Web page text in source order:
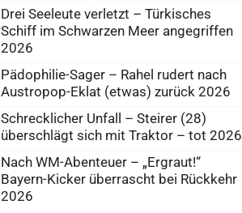
Drei Seeleute verletzt – Türkisches
Schiff im Schwarzen Meer angegriffen
2026
Pädophilie-Sager – Rahel rudert nach
Austropop-Eklat (etwas) zurück 2026
Schrecklicher Unfall – Steirer (28)
überschlägt sich mit Traktor – tot 2026
Nach WM-Abenteuer – „Ergraut!“
Bayern-Kicker überrascht bei Rückkehr
2026